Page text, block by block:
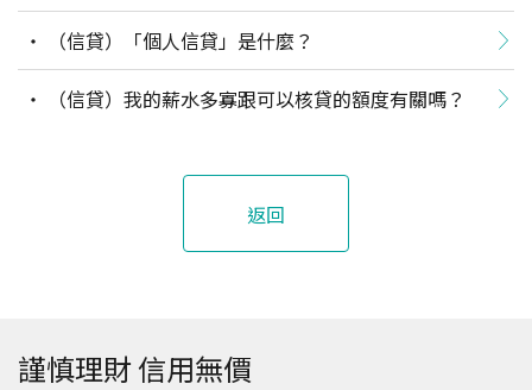
（信貸）「個人信貸」是什麼？
（信貸）我的薪水多寡跟可以核貸的額度有關嗎？
返回
謹慎理財 信用無價